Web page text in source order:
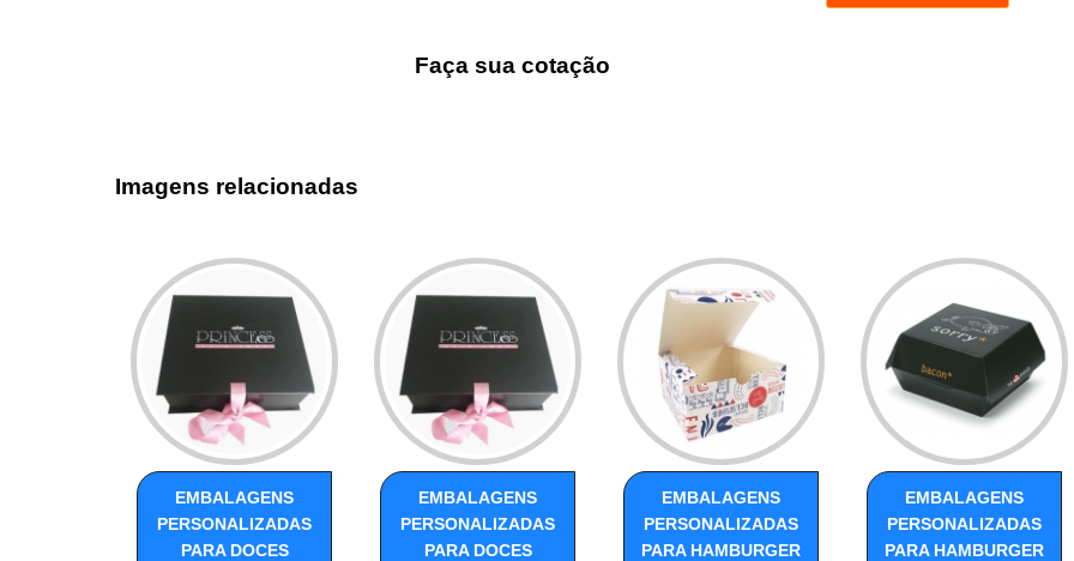
Faça sua cotação
Imagens relacionadas
EMBALAGENS
PERSONALIZADAS
PARA DOCES
EMBALAGENS
PERSONALIZADAS
PARA DOCES
EMBALAGENS
PERSONALIZADAS
PARA HAMBURGER
EMBALAGENS
PERSONALIZADAS
PARA HAMBURGER